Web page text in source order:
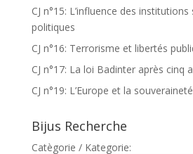
CJ n°15: L’influence des
politiques
CJ n°16: Terrorisme et libertés
CJ n°17: La loi Badinter après cinq
CJ n°19: L’Europe et la
Bijus Recherche
Catègorie / Kategorie: